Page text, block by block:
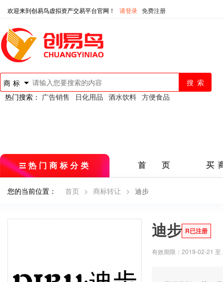
欢迎来到创易鸟虚拟资产交易平台官网！ 请登录 免费注册
商标
热门搜索： 广告销售 日化用品 酒水饮料 方便食品
热门商标分类 首 页 买
您的当前位置： 首页 > 商标转让 > 迪步
迪步 R已注册
有效期限：2019-02-21